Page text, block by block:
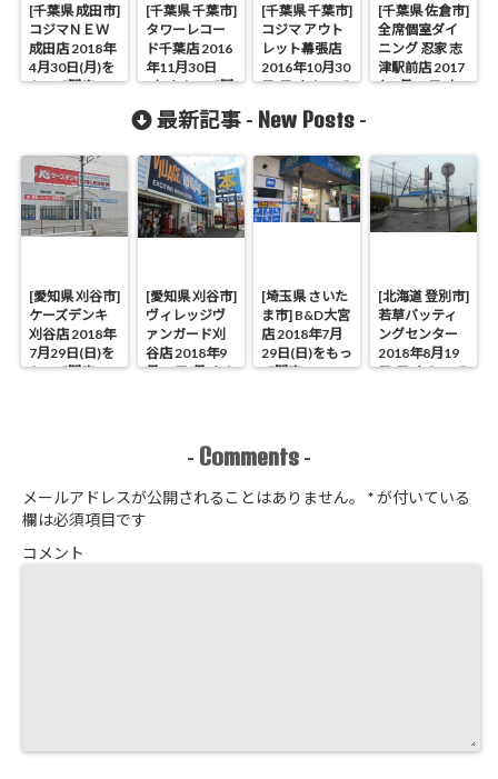
[千葉県 成田市]
コジマＮＥＷ
成田店 2018年
4月30日(月)を
もって閉店
[千葉県 千葉市]
タワーレコー
ド千葉店 2016
年11月30日
(水)をもって閉
[千葉県 千葉市]
コジマ アウト
レット幕張店
2016年10月30
日(日)をもって
[千葉県 佐倉市]
全席個室ダイ
ニング 忍家 志
津駅前店 2017
年1月14日(土)
最新記事 - New Posts -
[愛知県 刈谷市]
ケーズデンキ
刈谷店 2018年
7月29日(日)を
もって閉店
[愛知県 刈谷市]
ヴィレッジヴ
ァンガード刈
谷店 2018年9
月17日(月)をも
[埼玉県 さいた
ま市] B&D大宮
店 2018年7月
29日(日)をもっ
て閉店
[北海道 登別市]
若草バッティ
ングセンター
2018年8月19
日(日)をもって
- Comments -
メールアドレスが公開されることはありません。 *が付いている
欄は必須項目です
コメント